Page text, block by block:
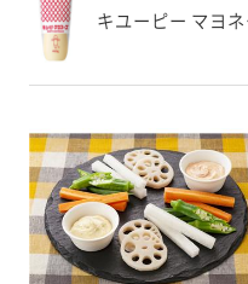
キユーピー マヨ